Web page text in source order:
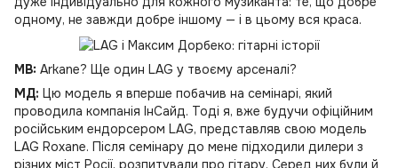
одному, не завжди добре іншому — і в цьому вся краса.
MB: Arkane? Ще один LAG у твоєму арсеналі?
МД: Цю модель я вперше побачив на семінарі, який
проводила компанія ІнСайд. Тоді я, вже будучи офіційним
російським ендорсером LAG, представляв свою модель
LAG Roxane. Після семінару до мене підходили дилери з
різних міст Росії, розпитували про гітару. Серед них були й